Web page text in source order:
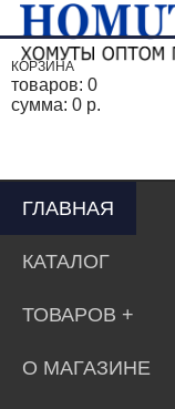
КОРЗИНА
товаров: 0
сумма: 0 р.
ГЛАВНАЯ
КАТАЛОГ
ТОВАРОВ
О МАГАЗИНЕ